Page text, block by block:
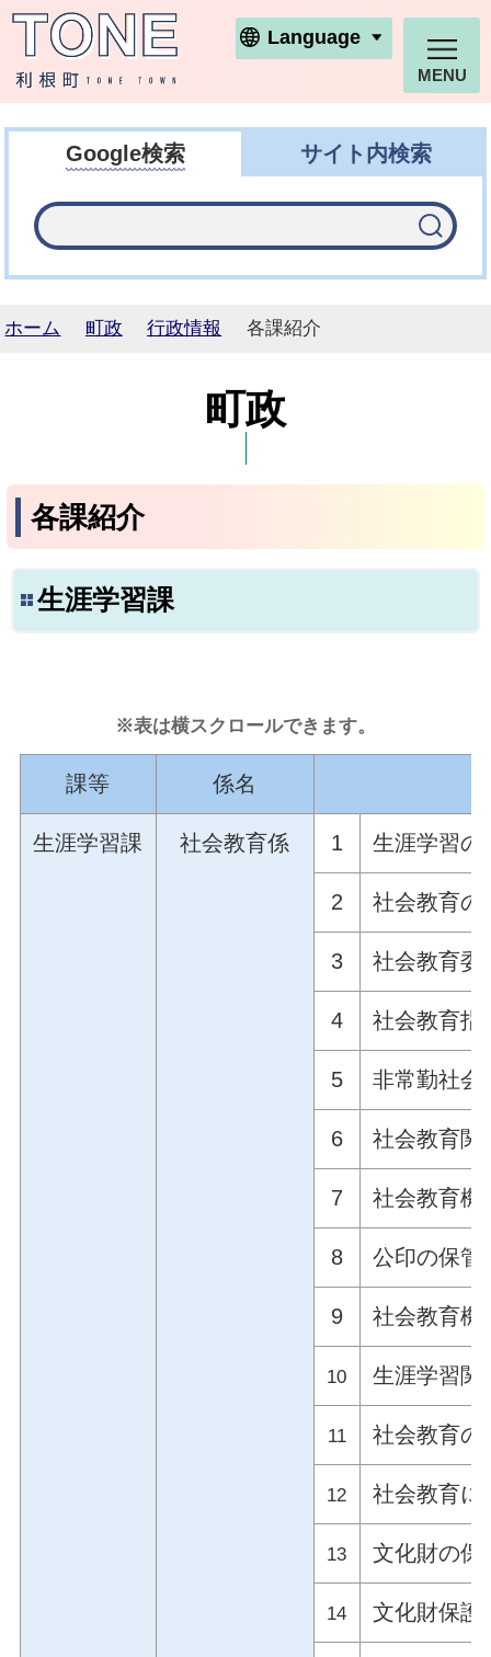
利根町ホームページ
Language
MENU
Google検索 サイト内検索
ホーム 町政 行政情報 各課紹介
町政
各課紹介
生涯学習課
※表は横スクロールできます。
課等 係名
生涯学習課 社会教育係 1 生涯学習の
2 社会教育の
3 社会教育委
4 社会教育指
5 非常勤社会
6 社会教育関
7 社会教育機
8 公印の保管
9 社会教育機
10 生涯学習関
11 社会教育の
12 社会教育に
13 文化財の保
14 文化財保護